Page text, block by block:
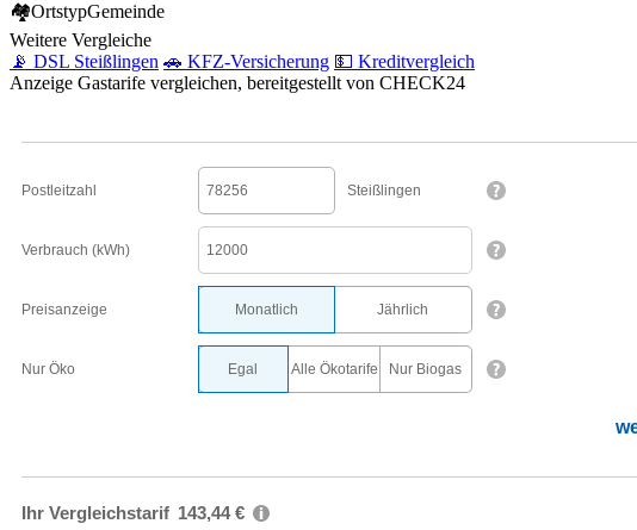
🏘OrtstypGemeinde
Weitere Vergleiche
📡 DSL Steißlingen 🚗 KFZ-Versicherung 💵 Kreditvergleich
Anzeige Gastarife vergleichen, bereitgestellt von CHECK24